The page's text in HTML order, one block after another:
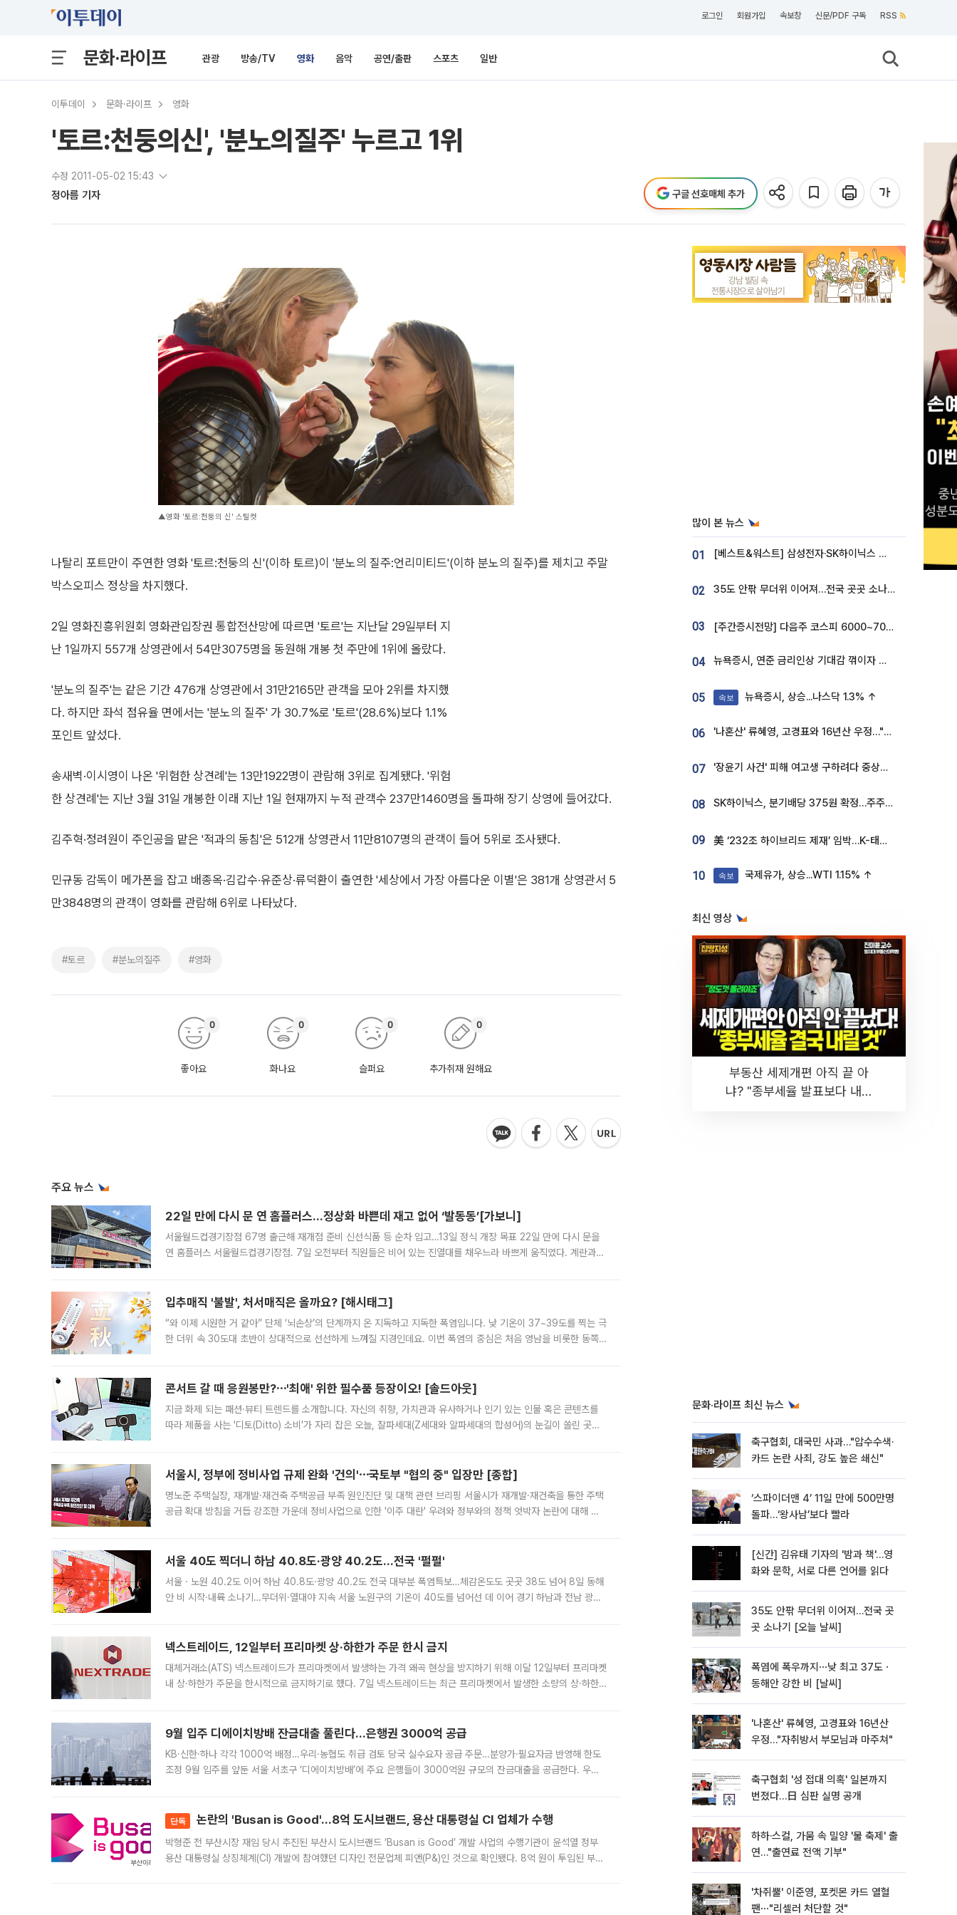
로그인 회원가입 속보창 신문/PDF 구독 RSS
문화·라이프 관광 방송/TV 영화 음악 공연/출판 스포츠 일반
이투데이 문화·라이프 영화
'토르:천둥의신', '분노의질주' 누르고 1위
수정 2011-05-02 15:43
정아름 기자 구글 선호매체 추가
▲영화 '토르:천둥의 신' 스틸컷
나탈리 포트만이 주연한 영화 '토르:천둥의 신'(이하 토르)이 '분노의 질주:언리미티드'(이하 분노의 질주)를 제치고 주말
박스오피스 정상을 차지했다.
2일 영화진흥위원회 영화관입장권 통합전산망에 따르면 '토르'는 지난달 29일부터 지
난 1일까지 557개 상영관에서 54만3075명을 동원해 개봉 첫 주만에 1위에 올랐다.
'분노의 질주'는 같은 기간 476개 상영관에서 31만2165만 관객을 모아 2위를 차지했
다. 하지만 좌석 점유율 면에서는 '분노의 질주' 가 30.7%로 '토르'(28.6%)보다 1.1%
포인트 앞섰다.
송새벽·이시영이 나온 '위험한 상견례'는 13만1922명이 관람해 3위로 집계됐다. '위험
한 상견례'는 지난 3월 31일 개봉한 이래 지난 1일 현재까지 누적 관객수 237만1460명을 돌파해 장기 상영에 들어갔다.
김주혁·정려원이 주인공을 맡은 '적과의 동침'은 512개 상영관서 11만8107명의 관객이 들어 5위로 조사됐다.
민규동 감독이 메가폰을 잡고 배종옥·김갑수·유준상·류덕환이 출연한 '세상에서 가장 아름다운 이별'은 381개 상영관서 5
만3848명의 관객이 영화를 관람해 6위로 나타났다.
#토르 #분노의질주 #영화
좋아요
0
화나요
0
슬퍼요
0
추가취재 원해요
0
주요 뉴스
22일 만에 다시 문 연 홈플러스…정상화 바쁜데 재고 없어 ‘발동동’[가보니]
서울월드컵경기장점 67명 출근해 재개점 준비 신선식품 등 순차 입고…13일 정식 개장 목표 22일 만에 다시 문을
연 홈플러스 서울월드컵경기장점. 7일 오전부터 직원들은 비어 있는 진열대를 채우느라 바쁘게 움직였다. 계란과
입추매직 '불발', 처서매직은 올까요? [해시태그]
“와 이제 시원한 거 같아” 단체 ‘뇌손상’의 단계까지 온 지독하고 지독한 폭염입니다. 낮 기온이 37~39도를 찍는 극
한 더위 속 30도대 초반이 상대적으로 선선하게 느껴질 지경인데요. 이번 폭염의 중심은 처음 영남을 비롯한 동쪽
콘서트 갈 때 응원봉만?⋯'최애' 위한 필수품 등장이오! [솔드아웃]
지금 화제 되는 패션·뷰티 트렌드를 소개합니다. 자신의 취향, 가치관과 유사하거나 인기 있는 인물 혹은 콘텐츠를
따라 제품을 사는 '디토(Ditto) 소비'가 자리 잡은 오늘, 잘파세대(Z세대와 알파세대의 합성어)의 눈길이 쏠린 곳은
서울시, 정부에 정비사업 규제 완화 '건의'⋯국토부 "협의 중" 입장만 [종합]
명노준 주택실장, 재개발·재건축 주택공급 부족 원인진단 및 대책 관련 브리핑 서울시가 재개발·재건축을 통한 주택
공급 확대 방침을 거듭 강조한 가운데 정비사업으로 인한 '이주 대란' 우려와 정부와의 정책 엇박자 논란에 대해 정
서울 40도 찍더니 하남 40.8도·광양 40.2도…전국 '펄펄'
서울ㆍ노원 40.2도 이어 하남 40.8도·광양 40.2도 전국 대부분 폭염특보…체감온도도 곳곳 38도 넘어 8일 동해
안 비 시작·내륙 소나기…무더위·열대야 지속 서울 노원구의 기온이 40도를 넘어선 데 이어 경기 하남과 전남 광양
넥스트레이드, 12일부터 프리마켓 상·하한가 주문 한시 금지
대체거래소(ATS) 넥스트레이드가 프리마켓에서 발생하는 가격 왜곡 현상을 방지하기 위해 이달 12일부터 프리마켓
내 상·하한가 주문을 한시적으로 금지하기로 했다. 7일 넥스트레이드는 최근 프리마켓에서 발생한 소량의 상·하한
9월 입주 디에이치방배 잔금대출 풀린다…은행권 3000억 공급
KB·신한·하나 각각 1000억 배정…우리·농협도 취급 검토 당국 실수요자 공급 주문…분양가·필요자금 반영해 한도
조정 9월 입주를 앞둔 서울 서초구 ‘디에이치방배’에 주요 은행들이 3000억원 규모의 잔금대출을 공급한다. 우리
단독 논란의 'Busan is Good'…8억 도시브랜드, 용산 대통령실 CI 업체가 수행
박형준 전 부산시장 재임 당시 추진된 부산시 도시브랜드 ‘Busan is Good’ 개발 사업의 수행기관이 윤석열 정부
용산 대통령실 상징체계(CI) 개발에 참여했던 디자인 전문업체 피앤(P&)인 것으로 확인됐다. 8억 원이 투입된 부산
많이 본 뉴스
01 [베스트&워스트] 삼성전자·SK하이닉스 밀린 한 주…상상인증권은 85% 급등
02 35도 안팎 무더위 이어져…전국 곳곳 소나기 [오늘 날씨]
03 [주간증시전망] 다음주 코스피 6000~7000⋯“外人 수급은 정책이 변수”
04 뉴욕증시, 연준 금리인상 기대감 꺾이자 상승...S&P500 사상 최고치 [종합]
05 속보 뉴욕증시, 상승...나스닥 1.3% ↑
06 '나혼산' 류혜영, 고경표와 16년산 우정…"자취방서 부모님과 마주쳐"
07 '장윤기 사건' 피해 여고생 구하려다 중상…고교생 의상자 지정
08 SK하이닉스, 분기배당 375원 확정…주주환원책 9월로 앞당겨 발표
09 美 ‘232조 하이브리드 제재’ 임박…K-태양광, 불확실성 털고 날개 다나
10 속보 국제유가, 상승...WTI 1.15% ↑
최신 영상
부동산 세제개편 아직 끝 아
냐? "종부세율 발표보다 내릴
문화·라이프 최신 뉴스
축구협회, 대국민 사과…"압수수색·
카드 논란 사죄, 강도 높은 쇄신"
‘스파이더맨 4’ 11일 만에 500만명
돌파…‘왕사남’보다 빨라
[신간] 김유태 기자의 '밤과 책'…영
화와 문학, 서로 다른 언어를 읽다
35도 안팎 무더위 이어져…전국 곳
곳 소나기 [오늘 날씨]
폭염에 폭우까지⋯낮 최고 37도ㆍ
동해안 강한 비 [날씨]
'나혼산' 류혜영, 고경표와 16년산
우정…"자취방서 부모님과 마주쳐"
축구협회 '성 접대 의혹' 일본까지
번졌다…日 심판 실명 공개
하하·스컬, 가뭄 속 밀양 '물 축제' 출
연…"출연료 전액 기부"
'차쥐뿔' 이준영, 포켓몬 카드 열혈
팬⋯"리셀러 처단할 것"